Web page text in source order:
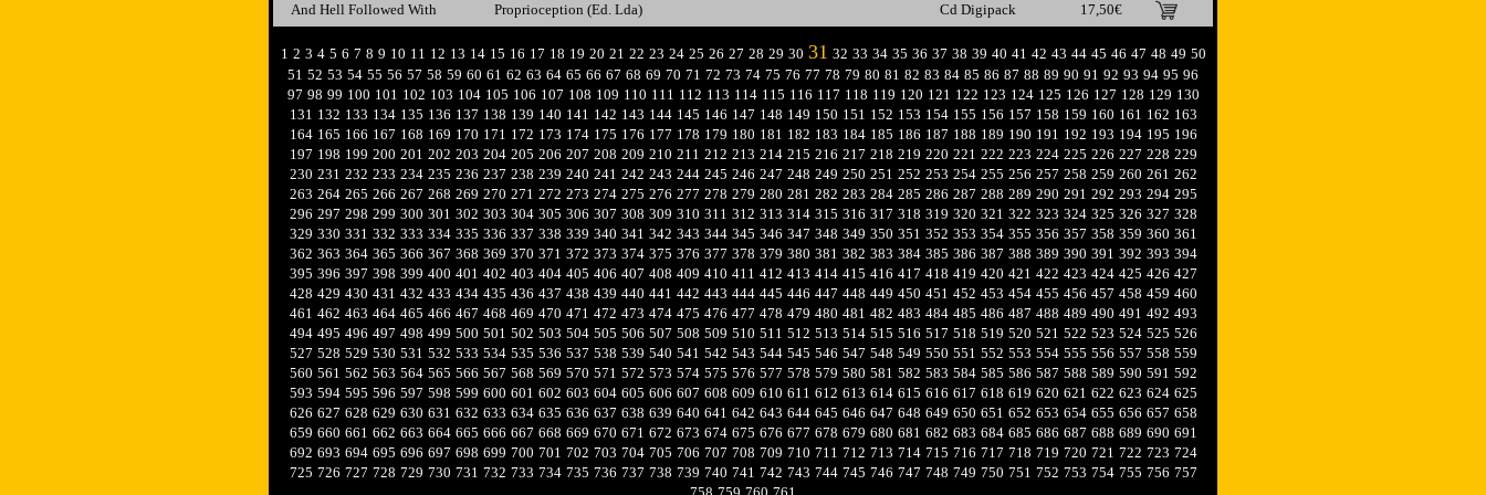
And Hell Followed With
Proprioception (Ed. Lda) Cd Digipack 17,50€
1 2 3 4 5 6 7 8 9 10 11 12 13 14 15 16 17 18 19 20 21 22 23 24 25 26 27 28 29 30 31 32 33 34 35 36 37 38 39 40 41 42 43 44 45 46 47 48 49 50
51 52 53 54 55 56 57 58 59 60 61 62 63 64 65 66 67 68 69 70 71 72 73 74 75 76 77 78 79 80 81 82 83 84 85 86 87 88 89 90 91 92 93 94 95 96
97 98 99 100 101 102 103 104 105 106 107 108 109 110 111 112 113 114 115 116 117 118 119 120 121 122 123 124 125 126 127 128 129 130
131 132 133 134 135 136 137 138 139 140 141 142 143 144 145 146 147 148 149 150 151 152 153 154 155 156 157 158 159 160 161 162 163
164 165 166 167 168 169 170 171 172 173 174 175 176 177 178 179 180 181 182 183 184 185 186 187 188 189 190 191 192 193 194 195 196
197 198 199 200 201 202 203 204 205 206 207 208 209 210 211 212 213 214 215 216 217 218 219 220 221 222 223 224 225 226 227 228 229
230 231 232 233 234 235 236 237 238 239 240 241 242 243 244 245 246 247 248 249 250 251 252 253 254 255 256 257 258 259 260 261 262
263 264 265 266 267 268 269 270 271 272 273 274 275 276 277 278 279 280 281 282 283 284 285 286 287 288 289 290 291 292 293 294 295
296 297 298 299 300 301 302 303 304 305 306 307 308 309 310 311 312 313 314 315 316 317 318 319 320 321 322 323 324 325 326 327 328
329 330 331 332 333 334 335 336 337 338 339 340 341 342 343 344 345 346 347 348 349 350 351 352 353 354 355 356 357 358 359 360 361
362 363 364 365 366 367 368 369 370 371 372 373 374 375 376 377 378 379 380 381 382 383 384 385 386 387 388 389 390 391 392 393 394
395 396 397 398 399 400 401 402 403 404 405 406 407 408 409 410 411 412 413 414 415 416 417 418 419 420 421 422 423 424 425 426 427
428 429 430 431 432 433 434 435 436 437 438 439 440 441 442 443 444 445 446 447 448 449 450 451 452 453 454 455 456 457 458 459 460
461 462 463 464 465 466 467 468 469 470 471 472 473 474 475 476 477 478 479 480 481 482 483 484 485 486 487 488 489 490 491 492 493
494 495 496 497 498 499 500 501 502 503 504 505 506 507 508 509 510 511 512 513 514 515 516 517 518 519 520 521 522 523 524 525 526
527 528 529 530 531 532 533 534 535 536 537 538 539 540 541 542 543 544 545 546 547 548 549 550 551 552 553 554 555 556 557 558 559
560 561 562 563 564 565 566 567 568 569 570 571 572 573 574 575 576 577 578 579 580 581 582 583 584 585 586 587 588 589 590 591 592
593 594 595 596 597 598 599 600 601 602 603 604 605 606 607 608 609 610 611 612 613 614 615 616 617 618 619 620 621 622 623 624 625
626 627 628 629 630 631 632 633 634 635 636 637 638 639 640 641 642 643 644 645 646 647 648 649 650 651 652 653 654 655 656 657 658
659 660 661 662 663 664 665 666 667 668 669 670 671 672 673 674 675 676 677 678 679 680 681 682 683 684 685 686 687 688 689 690 691
692 693 694 695 696 697 698 699 700 701 702 703 704 705 706 707 708 709 710 711 712 713 714 715 716 717 718 719 720 721 722 723 724
725 726 727 728 729 730 731 732 733 734 735 736 737 738 739 740 741 742 743 744 745 746 747 748 749 750 751 752 753 754 755 756 757